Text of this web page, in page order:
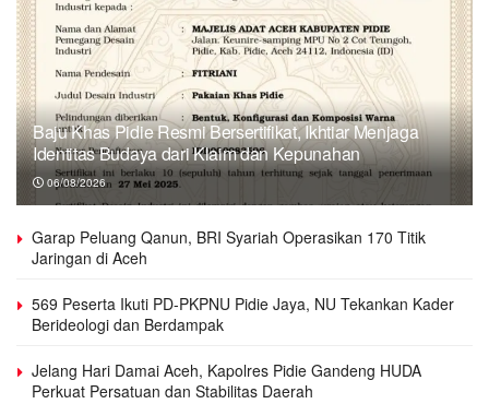
Baju Khas Pidie Resmi Bersertifikat, Ikhtiar Menjaga
Identitas Budaya dari Klaim dan Kepunahan
06/08/2026
Garap Peluang Qanun, BRI Syariah Operasikan 170 Titik
Jaringan di Aceh
569 Peserta Ikuti PD-PKPNU Pidie Jaya, NU Tekankan Kader
Berideologi dan Berdampak
Jelang Hari Damai Aceh, Kapolres Pidie Gandeng HUDA
Perkuat Persatuan dan Stabilitas Daerah